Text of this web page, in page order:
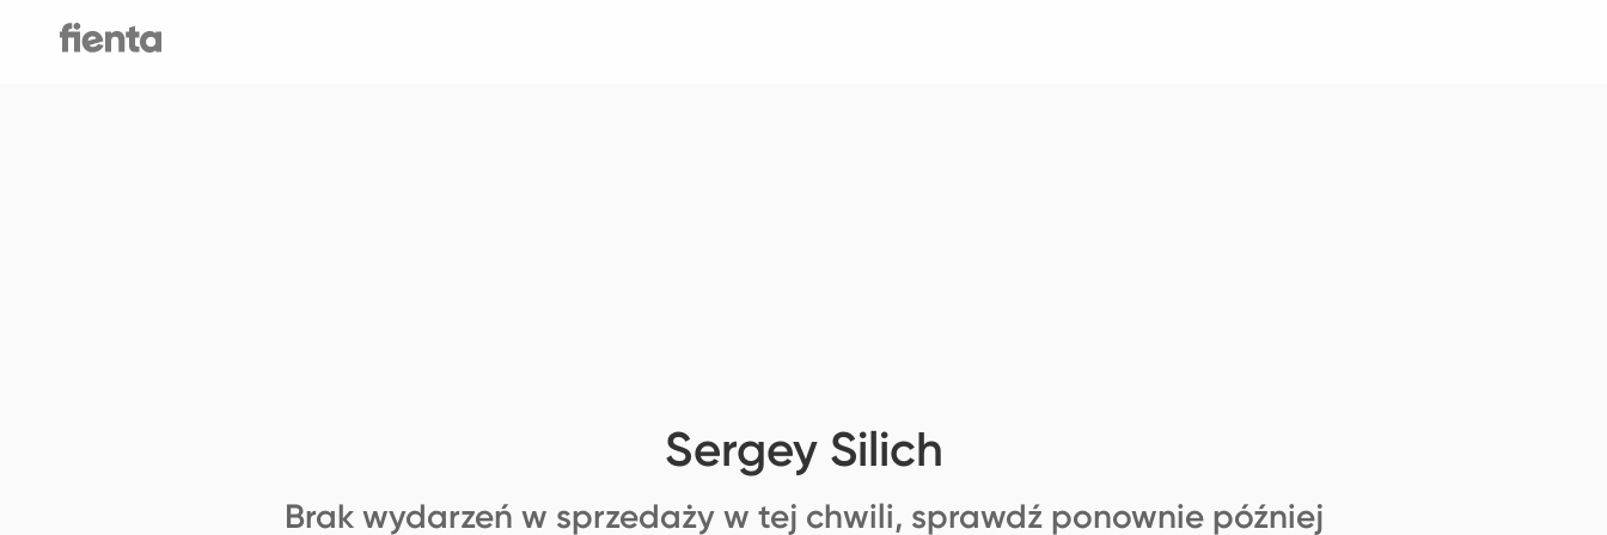
Sergey Silich
Brak wydarzeń w sprzedaży w tej chwili, sprawdź ponownie później